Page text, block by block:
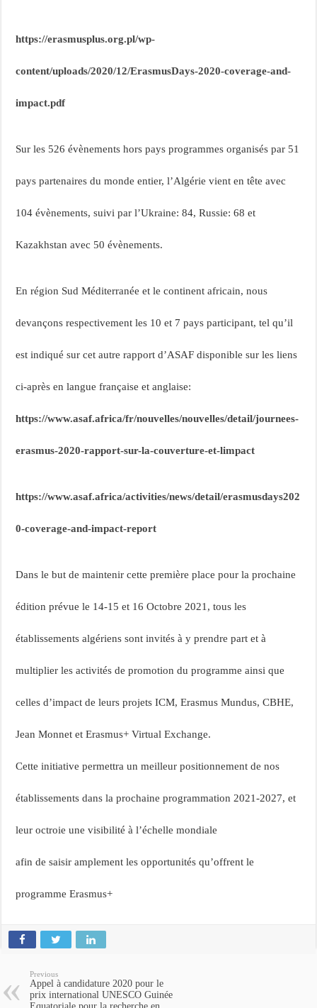
https://erasmusplus.org.pl/wp-
content/uploads/2020/12/ErasmusDays-2020-coverage-and-
impact.pdf
Sur les 526 évènements hors pays programmes organisés par 51
pays partenaires du monde entier, l’Algérie vient en tête avec
104 évènements, suivi par l’Ukraine: 84, Russie: 68 et
Kazakhstan avec 50 évènements.
En région Sud Méditerranée et le continent africain, nous
devançons respectivement les 10 et 7 pays participant, tel qu’il
est indiqué sur cet autre rapport d’ASAF disponible sur les liens
ci-après en langue française et anglaise:
https://www.asaf.africa/fr/nouvelles/nouvelles/detail/journees-
erasmus-2020-rapport-sur-la-couverture-et-limpact
https://www.asaf.africa/activities/news/detail/erasmusdays202
0-coverage-and-impact-report
Dans le but de maintenir cette première place pour la prochaine
édition prévue le 14-15 et 16 Octobre 2021, tous les
établissements algériens sont invités à y prendre part et à
multiplier les activités de promotion du programme ainsi que
celles d’impact de leurs projets ICM, Erasmus Mundus, CBHE,
Jean Monnet et Erasmus+ Virtual Exchange.
Cette initiative permettra un meilleur positionnement de nos
établissements dans la prochaine programmation 2021-2027, et
leur octroie une visibilité à l’échelle mondiale
afin de saisir amplement les opportunités qu’offrent le
programme Erasmus+
Previous
Appel à candidature 2020 pour le
prix international UNESCO Guinée